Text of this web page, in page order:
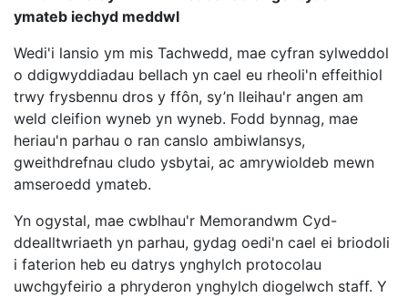
ymateb iechyd meddwl
Wedi'i lansio ym mis Tachwedd, mae cyfran sylweddol
o ddigwyddiadau bellach yn cael eu rheoli'n effeithiol
trwy frysbennu dros y ffôn, sy’n lleihau'r angen am
weld cleifion wyneb yn wyneb. Fodd bynnag, mae
heriau'n parhau o ran canslo ambiwlansys,
gweithdrefnau cludo ysbytai, ac amrywioldeb mewn
amseroedd ymateb.
Yn ogystal, mae cwblhau'r Memorandwm Cyd-
ddealltwriaeth yn parhau, gydag oedi'n cael ei briodoli
i faterion heb eu datrys ynghylch protocolau
uwchgyfeirio a phryderon ynghylch diogelwch staff. Y